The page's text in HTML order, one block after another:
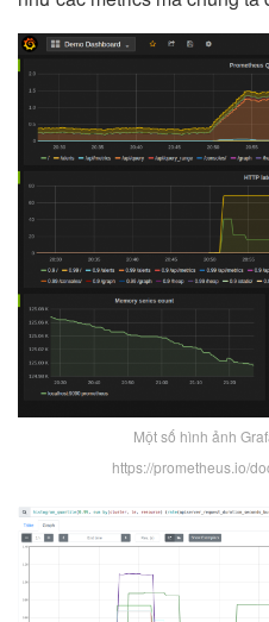
Một số hình ảnh
https://prometheus.io/